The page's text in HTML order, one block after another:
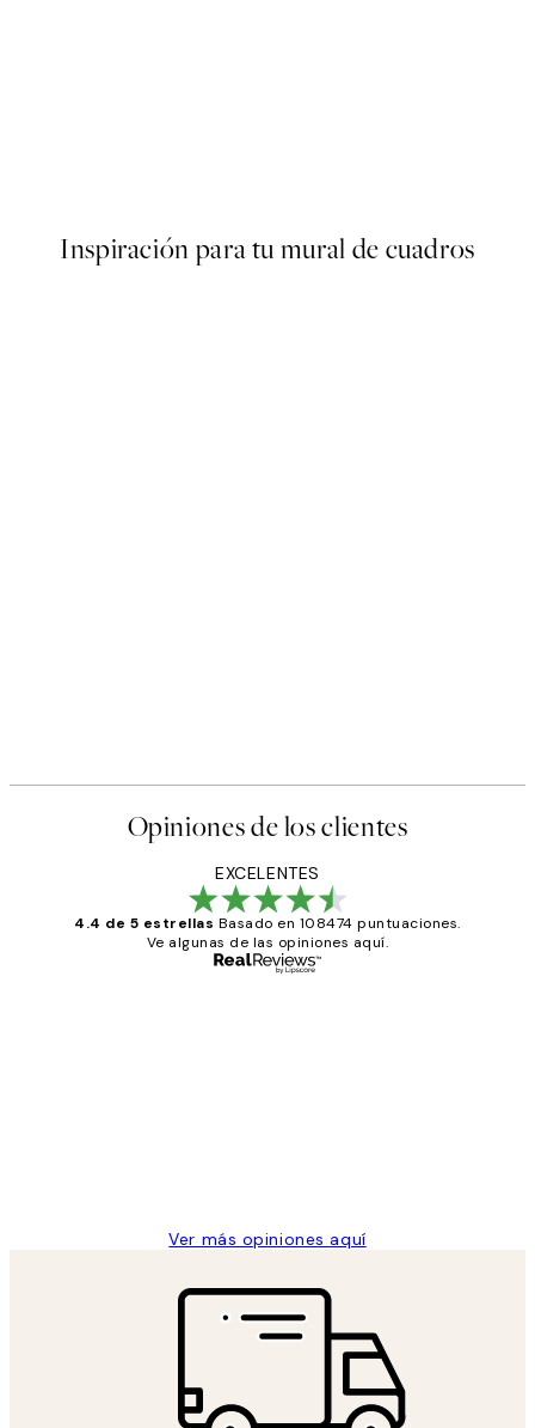
Inspiración para tu mural de cuadros
Opiniones de los clientes
EXCELENTES
4.4 de 5 estrellas Basado en 108474 puntuaciones.
Ve algunas de las opiniones aquí.
Ver más opiniones aquí